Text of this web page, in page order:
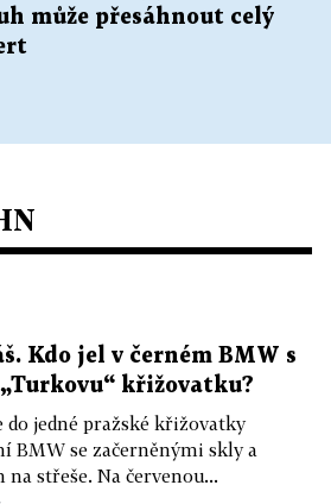
může přesáhnout celý
Kdo jel v černém BMW s
křižovatku?
do jedné pražské křižovatky
BMW se začerněnými skly a
střeše. Na červenou...